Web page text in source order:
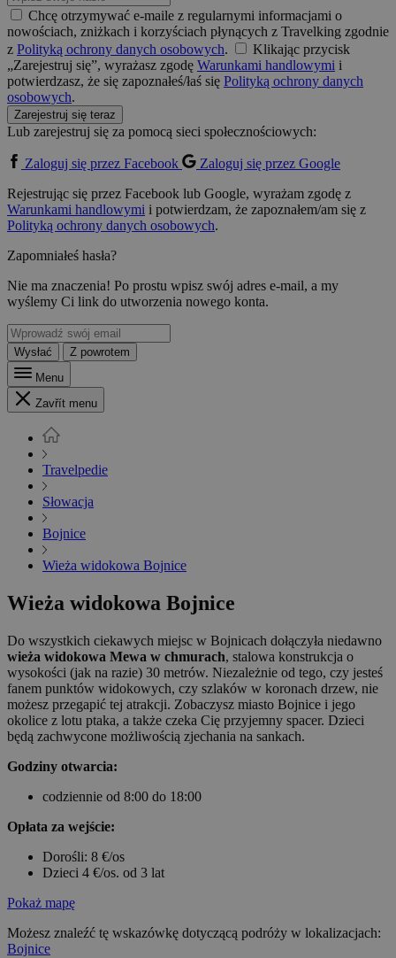
Chcę otrzymywać e-maile z regularnymi informacjami o
nowościach, zniżkach i korzyściach płynących z Travelking zgodnie
z Polityką ochrony danych osobowych.
Klikając przycisk
„Zarejestruj się”, wyrażasz zgodę Warunkami handlowymi i
potwierdzasz, że się zapoznałeś/łaś się Polityką ochrony danych
osobowych.
Zarejestruj się teraz
Lub zarejestruj się za pomocą sieci społecznościowych:
Zaloguj się przez Facebook
Zaloguj się przez Google
Rejestrując się przez Facebook lub Google, wyrażam zgodę z
Warunkami handlowymi i potwierdzam, że zapoznałem/am się z
Polityką ochrony danych osobowych.
Zapomniałeś hasła?
Nie ma znaczenia! Po prostu wpisz swój adres e-mail, a my
wyślemy Ci link do utworzenia nowego konta.
Wysłać
Z powrotem
Menu
Zavřít menu
Travelpedie
Słowacja
Bojnice
Wieża widokowa Bojnice
Wieża widokowa Bojnice
Do wszystkich ciekawych miejsc w Bojnicach dołączyła niedawno
wieża widokowa Mewa w chmurach, stalowa konstrukcja o
wysokości (jak na razie) 30 metrów. Niezależnie od tego, czy jesteś
fanem punktów widokowych, czy szlaków w koronach drzew, nie
możesz przegapić tej atrakcji. Zobaczysz miasto Bojnice i jego
okolice z lotu ptaka, a także czeka Cię przyjemny spacer. Dzieci
będą zachwycone możliwością zjechania na sankach.
Godziny otwarcia:
codziennie od 8:00 do 18:00
Opłata za wejście:
Dorośli: 8 €/os
Dzieci 4 €/os. od 3 lat
Pokaż mapę
Możesz znaleźć tę wskazówkę dotyczącą podróży w lokalizacjach:
Bojnice